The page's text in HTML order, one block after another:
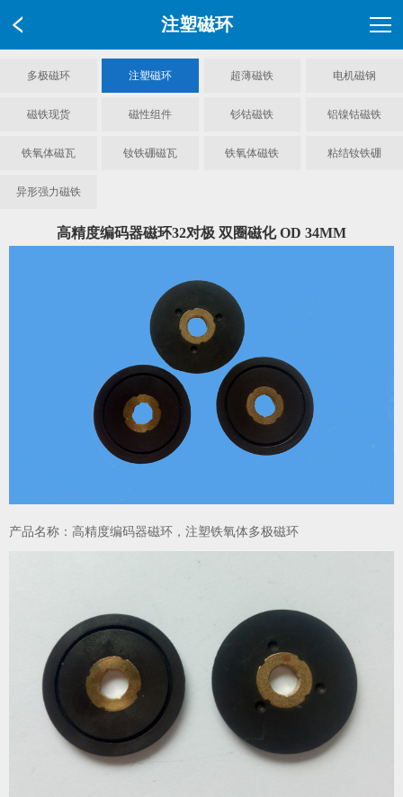
注塑磁环
多极磁环 注塑磁环 超薄磁铁 电机磁钢
磁铁现货 磁性组件 钐钴磁铁 铝镍钴磁铁
铁氧体磁瓦 钕铁硼磁瓦 铁氧体磁铁 粘结钕铁硼
异形强力磁铁
高精度编码器磁环32对极 双圈磁化 OD 34MM
产品名称：高精度编码器磁环，注塑铁氧体多极磁环